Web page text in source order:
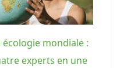
mondiale :
experts en une